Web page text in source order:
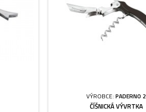
VÝROBCE:PADERNO 2
ČÍŠNICKÁ VÝVRTKA